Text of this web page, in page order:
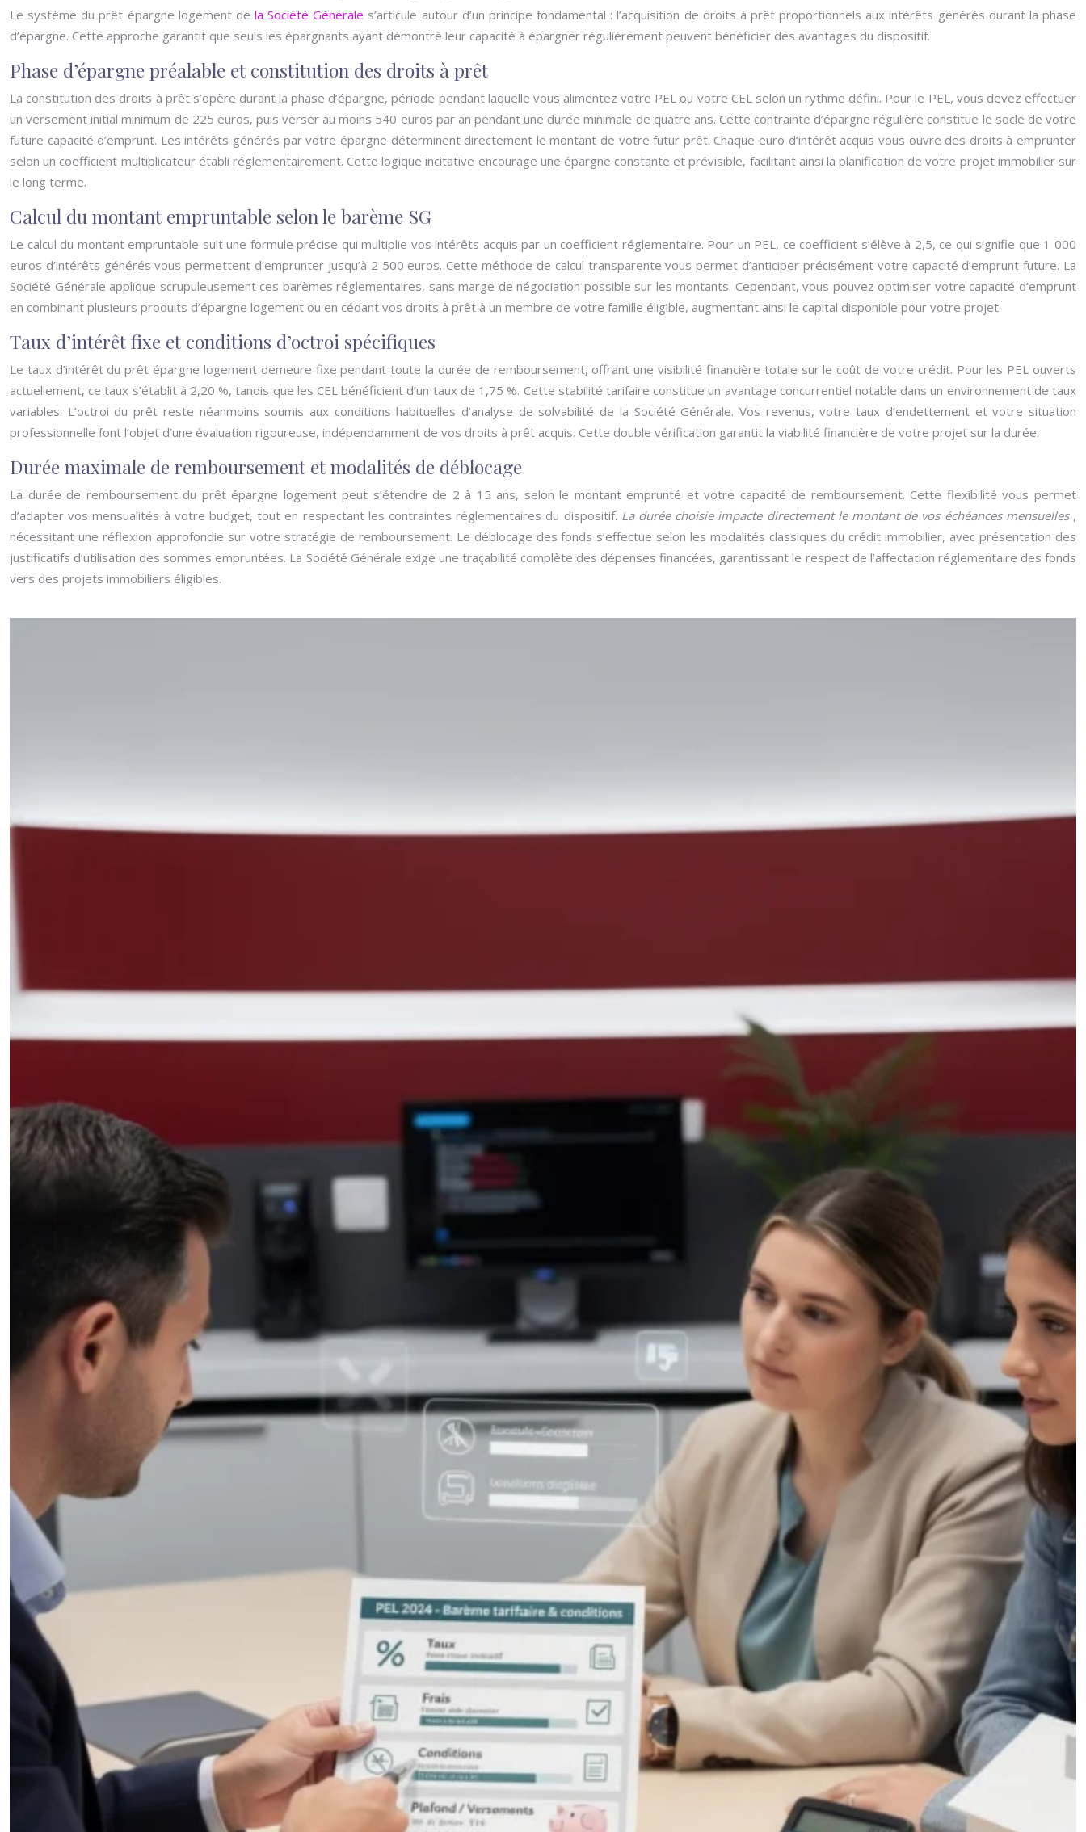
Le système du prêt épargne logement dela Société Générale s’articule autour d’un principe fondamental : l’acquisition de droits à prêt proportionnels aux intérêts générés durant la phase
d’épargne. Cette approche garantit que seuls les épargnants ayant démontré leur capacité à épargner régulièrement peuvent bénéficier des avantages du dispositif.
Phase d’épargne préalable et constitution des droits à prêt
La constitution des droits à prêt s’opère durant la phase d’épargne, période pendant laquelle vous alimentez votre PEL ou votre CEL selon un rythme défini. Pour le PEL, vous devez effectuer
un versement initial minimum de 225 euros, puis verser au moins 540 euros par an pendant une durée minimale de quatre ans. Cette contrainte d’épargne régulière constitue le socle de votre
future capacité d’emprunt. Les intérêts générés par votre épargne déterminent directement le montant de votre futur prêt. Chaque euro d’intérêt acquis vous ouvre des droits à emprunter
selon un coefficient multiplicateur établi réglementairement. Cette logique incitative encourage une épargne constante et prévisible, facilitant ainsi la planification de votre projet immobilier sur
le long terme.
Calcul du montant empruntable selon le barème SG
Le calcul du montant empruntable suit une formule précise qui multiplie vos intérêts acquis par un coefficient réglementaire. Pour un PEL, ce coefficient s’élève à 2,5, ce qui signifie que 1 000
euros d’intérêts générés vous permettent d’emprunter jusqu’à 2 500 euros. Cette méthode de calcul transparente vous permet d’anticiper précisément votre capacité d’emprunt future. La
Société Générale applique scrupuleusement ces barèmes réglementaires, sans marge de négociation possible sur les montants. Cependant, vous pouvez optimiser votre capacité d’emprunt
en combinant plusieurs produits d’épargne logement ou en cédant vos droits à prêt à un membre de votre famille éligible, augmentant ainsi le capital disponible pour votre projet.
Taux d’intérêt fixe et conditions d’octroi spécifiques
Le taux d’intérêt du prêt épargne logement demeure fixe pendant toute la durée de remboursement, offrant une visibilité financière totale sur le coût de votre crédit. Pour les PEL ouverts
actuellement, ce taux s’établit à 2,20 %, tandis que les CEL bénéficient d’un taux de 1,75 %. Cette stabilité tarifaire constitue un avantage concurrentiel notable dans un environnement de taux
variables. L’octroi du prêt reste néanmoins soumis aux conditions habituelles d’analyse de solvabilité de la Société Générale. Vos revenus, votre taux d’endettement et votre situation
professionnelle font l’objet d’une évaluation rigoureuse, indépendamment de vos droits à prêt acquis. Cette double vérification garantit la viabilité financière de votre projet sur la durée.
Durée maximale de remboursement et modalités de déblocage
La durée de remboursement du prêt épargne logement peut s’étendre de 2 à 15 ans, selon le montant emprunté et votre capacité de remboursement. Cette flexibilité vous permet
d’adapter vos mensualités à votre budget, tout en respectant les contraintes réglementaires du dispositif. La durée choisie impacte directement le montant de vos échéances mensuelles ,
nécessitant une réflexion approfondie sur votre stratégie de remboursement. Le déblocage des fonds s’effectue selon les modalités classiques du crédit immobilier, avec présentation des
justificatifs d’utilisation des sommes empruntées. La Société Générale exige une traçabilité complète des dépenses financées, garantissant le respect de l’affectation réglementaire des fonds
vers des projets immobiliers éligibles.